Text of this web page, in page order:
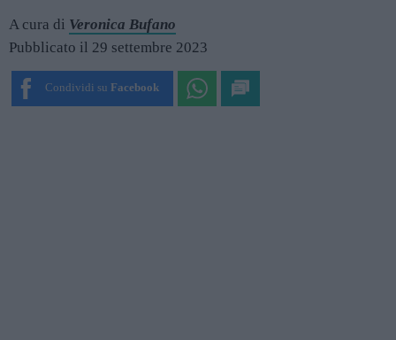
A cura di Veronica Bufano
Pubblicato il 29 settembre 2023
Condividi su Facebook